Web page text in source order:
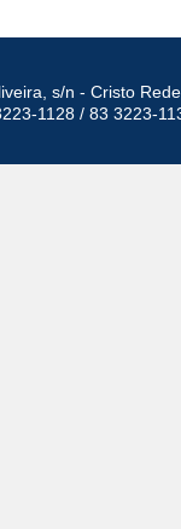
s/n - Cristo
1128 / 83 3223-